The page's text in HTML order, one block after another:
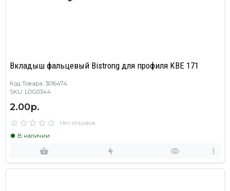
Вкладыш фальцевый Bistrong для профиля KBE 171
Код Товара: 3016474
SKU: LOG0344
2.00р.
Нет отзывов
В наличии